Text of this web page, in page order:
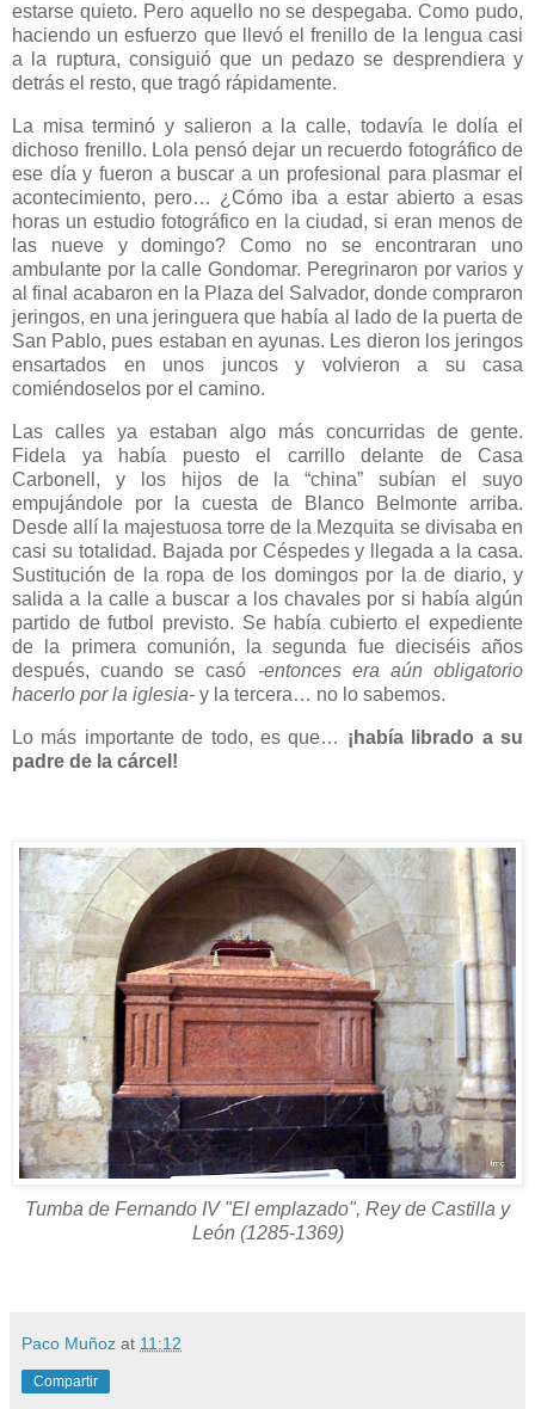
estarse quieto. Pero aquello no se despegaba. Como pudo,
haciendo un esfuerzo que llevó el frenillo de la lengua casi
a la ruptura, consiguió que un pedazo se desprendiera y
detrás el resto, que tragó rápidamente.
La misa terminó y salieron a la calle, todavía le dolía el
dichoso frenillo. Lola pensó dejar un recuerdo fotográfico de
ese día y fueron a buscar a un profesional para plasmar el
acontecimiento, pero… ¿Cómo iba a estar abierto a esas
horas un estudio fotográfico en la ciudad, si eran menos de
las nueve y domingo? Como no se encontraran uno
ambulante por la calle Gondomar. Peregrinaron por varios y
al final acabaron en la Plaza del Salvador, donde compraron
jeringos, en una jeringuera que había al lado de la puerta de
San Pablo, pues estaban en ayunas. Les dieron los jeringos
ensartados en unos juncos y volvieron a su casa
comiéndoselos por el camino.
Las calles ya estaban algo más concurridas de gente.
Fidela ya había puesto el carrillo delante de Casa
Carbonell, y los hijos de la “china” subían el suyo
empujándole por la cuesta de Blanco Belmonte arriba.
Desde allí la majestuosa torre de la Mezquita se divisaba en
casi su totalidad. Bajada por Céspedes y llegada a la casa.
Sustitución de la ropa de los domingos por la de diario, y
salida a la calle a buscar a los chavales por si había algún
partido de futbol previsto. Se había cubierto el expediente
de la primera comunión, la segunda fue dieciséis años
después, cuando se casó -entonces era aún obligatorio
hacerlo por la iglesia- y la tercera… no lo sabemos.
Lo más importante de todo, es que… ¡había librado a su
padre de la cárcel!
Tumba de Fernando IV "El emplazado", Rey de Castilla y
León (1285-1369)
Paco Muñoz at 11:12
Compartir